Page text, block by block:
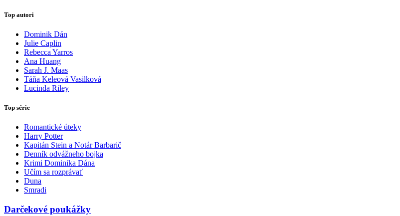
Top autori
Dominik Dán
Julie Caplin
Rebecca Yarros
Ana Huang
Sarah J. Maas
Táňa Keleová Vasilková
Lucinda Riley
Top série
Romantické úteky
Harry Potter
Kapitán Stein a Notár Barbarič
Denník odvážneho bojka
Krimi Dominika Dána
Učím sa rozprávať
Duna
Smradi
Darčekové poukážky